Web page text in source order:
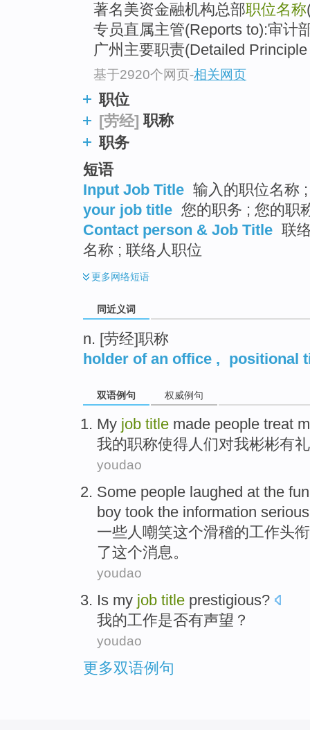
著名美资金融机构总部职位名称
专员直属主管(Reports to):审计
广州主要职责(Detailed
基于2920个网页-相关网页
职位
[劳经] 职称
职务
短语
Input Job Title 输入的职位名称
your job title 您的职务 ; 您的职
Contact person & Job Title 联
名称 ; 联络人职位
更多网络短语
同近义词
n. [劳经]职称
holder of an office , positional
双语例句 权威例句
My job title made people treat
我的职称使得人们对我彬彬有
youdao
Some people laughed at the
boy took the information
一些人嘲笑这个滑稽的工作头
了这个消息。
youdao
Is my job title prestigious?
我的工作是否有声望 ？
youdao
更多双语例句